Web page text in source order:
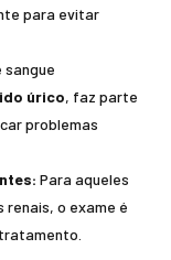
para evitar
sangue
úrico, faz parte
problemas
Para aqueles
o exame é